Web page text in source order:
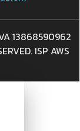
e portali
dell’Innovazione
italiane.